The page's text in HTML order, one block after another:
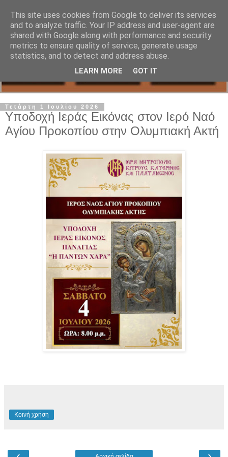
Τετάρτη 1 Ιουλίου 2026
Υποδοχή Ιεράς Εικόνας στον Ιερό Ναό
Αγίου Προκοπίου στην Ολυμπιακή Ακτή
Κοινή χρήση
This site uses cookies from Google to deliver its services
and to analyze traffic. Your IP address and user-agent are
shared with Google along with performance and security
metrics to ensure quality of service, generate usage
statistics, and to detect and address abuse.
LEARN MORE GOT IT